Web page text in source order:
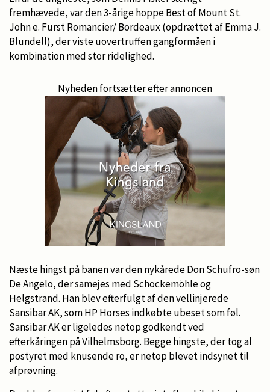
fremhævede, var den 3-årige hoppe Best of Mount St.
John e. Fürst Romancier/ Bordeaux (opdrættet af Emma J.
Blundell), der viste uovertruffen gangformåen i
kombination med stor ridelighed.
Nyheden fortsætter efter annoncen
Næste hingst på banen var den nykårede Don Schufro-søn
De Angelo, der samejes med Schockemöhle og
Helgstrand. Han blev efterfulgt af den vellinjerede
Sansibar AK, som HP Horses indkøbte ubeset som føl.
Sansibar AK er ligeledes netop godkendt ved
efterkåringen på Vilhelmsborg. Begge hingste, der tog al
postyret med knusende ro, er netop blevet indsynet til
afprøvning.